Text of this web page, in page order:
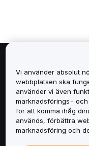
Tjänster
Support
Vi använder absolut
webbplatsen ska
använder vi även
marknadsförings- och
för att komma ihåg
används, förbättra
marknadsföring och